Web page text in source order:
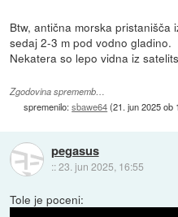
Btw, antična morska pristanišča
sedaj 2-3 m pod vodno gladino.
Nekatera so lepo vidna iz
Zgodovina sprememb…
spremenilo:sbawe64(21. jun 2025 ob
pegasus
::23. jun 2025, 16:55
Tole je poceni: